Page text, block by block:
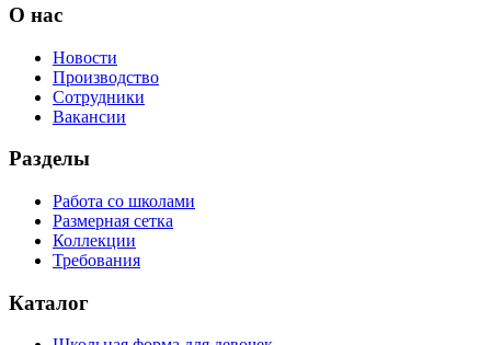
О нас
Новости
Производство
Сотрудники
Вакансии
Разделы
Работа со школами
Размерная сетка
Коллекции
Требования
Каталог